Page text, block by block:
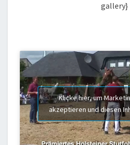
gallery}
Klicke hier, um
akzeptieren und diesen